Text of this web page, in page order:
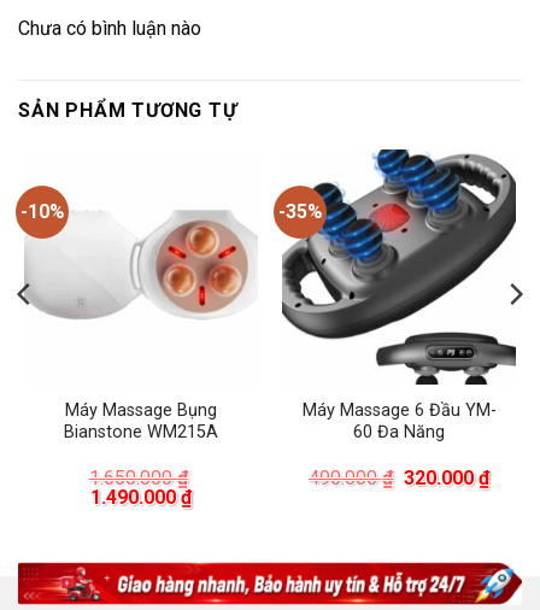
Chưa có bình luận nào
SẢN PHẨM TƯƠNG TỰ
-10%
Máy Massage Bụng
Bianstone WM215A
1.650.000₫
Giá
1.490.000₫Giá
hiện
1.490.000 ₫.
-35%
Máy Massage 6 Đầu YM-
60 Đa Năng
490.000₫ Giá
320.000₫Giá
hiện